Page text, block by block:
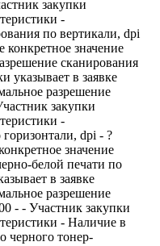
закупки
-
по вертикали, dpi
конкретное значение
сканирования
указывает в заявке
разрешение
закупки
-
dpi - ?
значение
белой печати по
в заявке
разрешение
- - Участник закупки
- Наличие в
черного тонер-